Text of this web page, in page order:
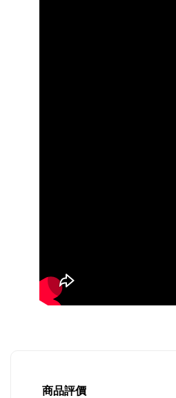
商品評價